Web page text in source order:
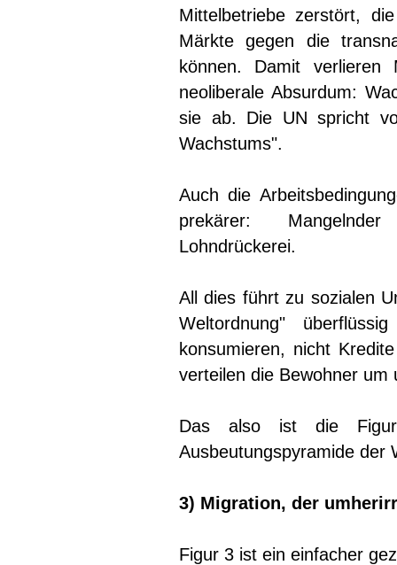
Mittelbetriebe zerstört,
Märkte gegen die
können. Damit verlieren
neoliberale Absurdum:
sie ab. Die UN spricht
Wachstums".
Auch die
prekärer: Mangelnder
Lohndrückerei.
All dies führt zu sozialen
Weltordnung"
konsumieren, nicht
verteilen die Bewohner um
Das also ist die
Ausbeutungspyramide der
3) Migration, der
Figur 3 ist ein einfacher